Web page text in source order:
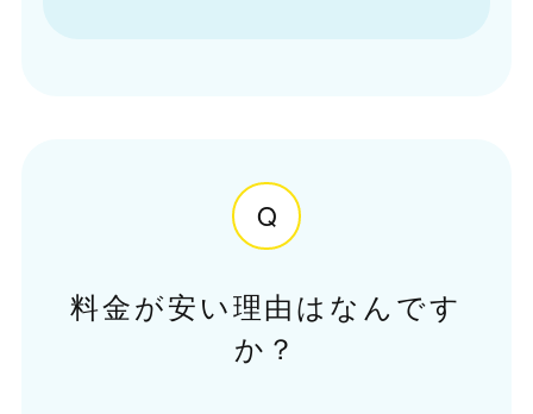
Q
料金が安い理由はなんです
か？